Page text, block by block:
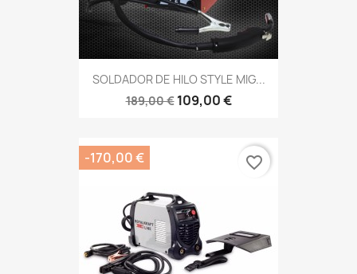
SOLDADOR DE HILO STYLE MIG...
189,00 € 109,00 €
-170,00 € favorite_border